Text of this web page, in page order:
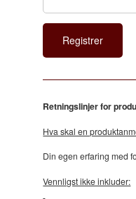
Retningslinjer for
Hva skal en
Din egen erfaring med
Vennligst ikke inkluder: